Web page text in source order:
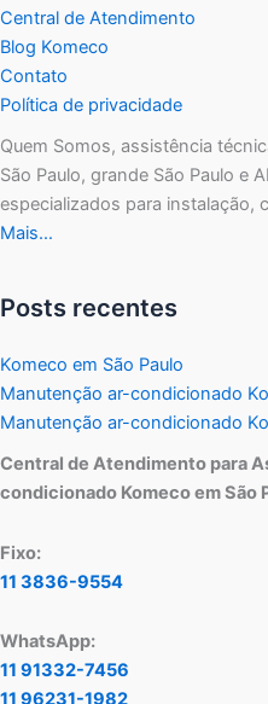
Central de Atendimento
Blog Komeco
Contato
Política de privacidade
Quem Somos, assistência
São Paulo, grande São Paulo e
especializados para instalação,
Mais…
Posts recentes
Komeco em São Paulo
Manutenção ar-condicionado
Manutenção ar-condicionado
Central de Atendimento para
condicionado Komeco em São
Fixo:
11 3836-9554
WhatsApp:
11 91332-7456